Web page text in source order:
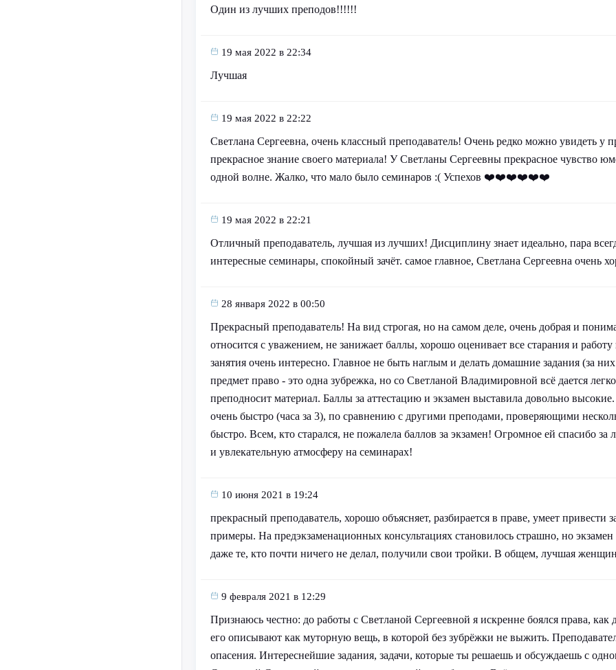
Один из лучших преподов!!!!!!
19 мая 2022 в 22:34
Лучшая
19 мая 2022 в 22:22
Светлана Сергеевна, очень классный преподаватель! Очень редко можно увидеть у
прекрасное знание своего материала! У Светланы Сергеевны прекрасное чувство
одной волне. Жалко, что мало было семинаров :( Успехов ❤️❤️❤️❤️❤️❤️
19 мая 2022 в 22:21
Отличный преподаватель, лучшая из лучших! Дисциплину знает идеально, пара
интересные семинары, спокойный зачёт. самое главное, Светлана Сергеевна очень
28 января 2022 в 00:50
Прекрасный преподаватель! На вид строгая, но на самом деле, очень добрая и
относится с уважением, не занижает баллы, хорошо оценивает все старания и
занятия очень интересно. Главное не быть наглым и делать домашние задания (за
предмет право - это одна зубрежка, но со Светланой Владимировной всё дается
преподносит материал. Баллы за аттестацию и экзамен выставила довольно
очень быстро (часа за 3), по сравнению с другими преподами, проверяющими
быстро. Всем, кто старался, не пожалела баллов за экзамен! Огромное ей спасибо за
и увлекательную атмосферу на семинарах!
10 июня 2021 в 19:24
прекрасный преподаватель, хорошо объясняет, разбирается в праве, умеет привести
примеры. На предэкзаменационных консультациях становилось страшно, но экзамен
даже те, кто почти ничего не делал, получили свои тройки. В общем, лучшая
9 февраля 2021 в 12:29
Признаюсь честно: до работы с Светланой Сергеевной я искренне боялся права,
его описывают как муторную вещь, в которой без зубрёжки не выжить.
опасения. Интереснейшие задания, задачи, которые ты решаешь и обсуждаешь с